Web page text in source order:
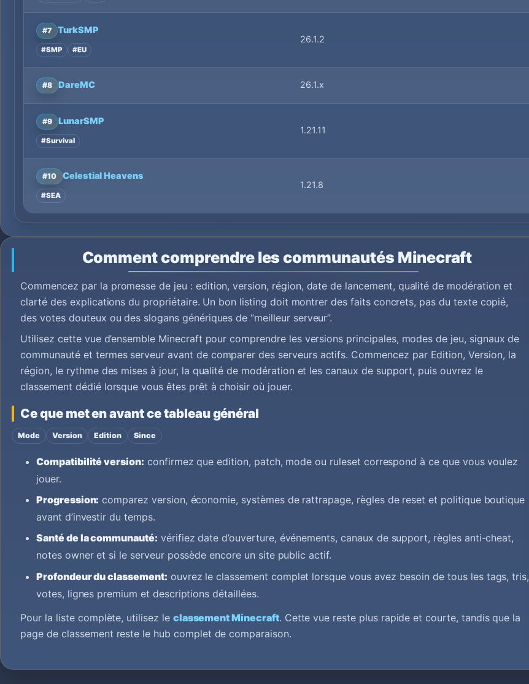
#7 TurkSMP
#SMP #EU
26.1.2
#8 DareMC 26.1.x
#9 LunarSMP
#Survival
1.21.11
#10 Celestial Heavens
#SEA
1.21.8
Comment comprendre les communautés Minecraft
Commencez par la promesse de jeu : edition, version, région, date de lancement, qualité de modération et
clarté des explications du propriétaire. Un bon listing doit montrer des faits concrets, pas du texte copié,
des votes douteux ou des slogans génériques de “meilleur serveur”.
Utilisez cette vue d’ensemble Minecraft pour comprendre les versions principales, modes de jeu, signaux de
communauté et termes serveur avant de comparer des serveurs actifs. Commencez par Edition, Version, la
région, le rythme des mises à jour, la qualité de modération et les canaux de support, puis ouvrez le
classement dédié lorsque vous êtes prêt à choisir où jouer.
Ce que met en avant ce tableau général
Mode Version Edition Since
Compatibilité version: confirmez que edition, patch, mode ou ruleset correspond à ce que vous voulez
jouer.
Progression: comparez version, économie, systèmes de rattrapage, règles de reset et politique boutique
avant d’investir du temps.
Santé de la communauté: vérifiez date d’ouverture, événements, canaux de support, règles anti-cheat,
notes owner et si le serveur possède encore un site public actif.
Profondeur du classement: ouvrez le classement complet lorsque vous avez besoin de tous les tags, tris,
votes, lignes premium et descriptions détaillées.
Pour la liste complète, utilisez le classement Minecraft. Cette vue reste plus rapide et courte, tandis que la
page de classement reste le hub complet de comparaison.